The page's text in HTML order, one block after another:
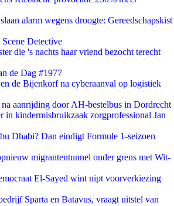
alarm wegens droogte: Gereedschapskist
Detective
die 's nachts haar vriend bezocht terecht
de Dag #1977
de Bijenkorf na cyberaanval op logistiek
aanrijding door AH-bestelbus in Dordrecht
in kindermisbruikzaak zorgprofessional Jan
Dhabi? Dan eindigt Formule 1-seizoen
migrantentunnel onder grens met Wit-
El-Sayed wint nipt voorverkiezing
Sparta en Batavus, vraagt uitstel van